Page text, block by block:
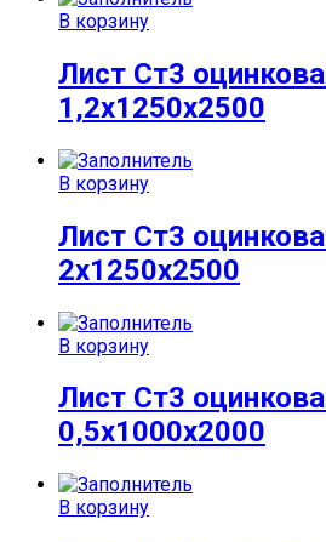
В корзину
Лист Ст3
1,2х1250х2500
В корзину
Лист Ст3
2х1250х2500
В корзину
Лист Ст3
0,5х1000х2000
В корзину